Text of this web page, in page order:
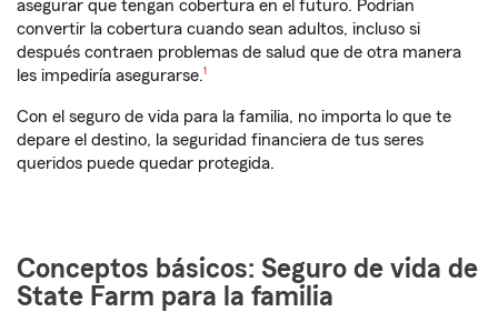
asegurar que tengan cobertura en el futuro. Podrían
convertir la cobertura cuando sean adultos, incluso si
después contraen problemas de salud que de otra manera
les impediría asegurarse.
Nota de pie de página
1
Con el seguro de vida para la familia, no importa lo que te
depare el destino, la seguridad financiera de tus seres
queridos puede quedar protegida.
Conceptos básicos: Seguro de vida de
State Farm para la familia